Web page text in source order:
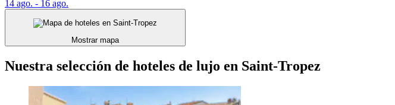
14 ago. - 16 ago.
Mostrar mapa
Nuestra selección de hoteles de lujo en Saint-Tropez